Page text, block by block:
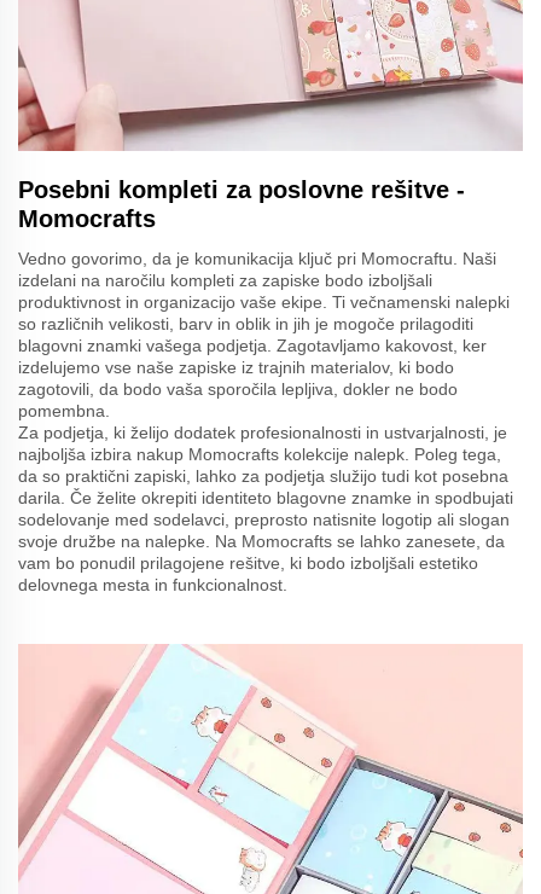
Posebni kompleti za poslovne rešitve -
Momocrafts
Vedno govorimo, da je komunikacija ključ pri Momocraftu. Naši
izdelani na naročilu kompleti za zapiske bodo izboljšali
produktivnost in organizacijo vaše ekipe. Ti večnamenski nalepki
so različnih velikosti, barv in oblik in jih je mogoče prilagoditi
blagovni znamki vašega podjetja. Zagotavljamo kakovost, ker
izdelujemo vse naše zapiske iz trajnih materialov, ki bodo
zagotovili, da bodo vaša sporočila lepljiva, dokler ne bodo
pomembna.
Za podjetja, ki želijo dodatek profesionalnosti in ustvarjalnosti, je
najboljša izbira nakup Momocrafts kolekcije nalepk. Poleg tega,
da so praktični zapiski, lahko za podjetja služijo tudi kot posebna
darila. Če želite okrepiti identiteto blagovne znamke in spodbujati
sodelovanje med sodelavci, preprosto natisnite logotip ali slogan
svoje družbe na nalepke. Na Momocrafts se lahko zanesete, da
vam bo ponudil prilagojene rešitve, ki bodo izboljšali estetiko
delovnega mesta in funkcionalnost.